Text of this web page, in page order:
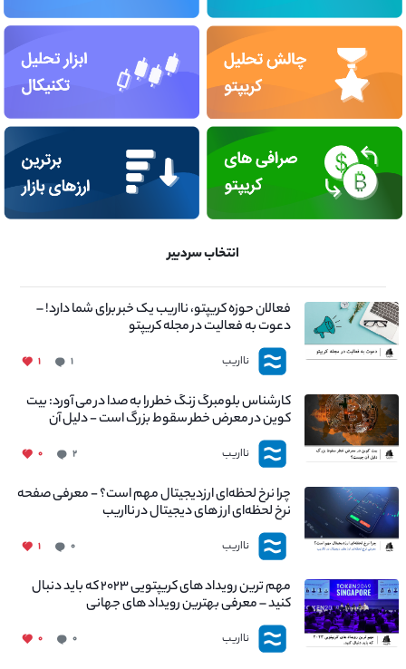
انتخاب سردبیر
فعالان حوزه کریپتو، نااریب یک خبر برای شما دارد! –
دعوت به فعالیت در مجله کریپتو
نااریب ۱ ۱
کارشناس بلومبرگ زنگ خطر را به صدا در می آورد: بیت
کوین در معرض خطر سقوط بزرگ است - دلیل آن
چیست؟
نااریب ۲ ۰
چرا نرخ لحظه‌ای ارزدیجیتال مهم است؟ - معرفی صفحه
نرخ لحظه‌ای ارز های دیجیتال در نااریب
نااریب ۰ ۱
مهم ترین رویداد های کریپتویی ۲۰۲۳ که باید دنبال
کنید – معرفی بهترین رویداد های جهانی
نااریب ۰ ۰